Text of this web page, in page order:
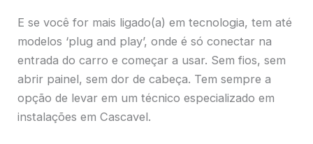
E se você for mais ligado(a) em tecnologia, tem até
modelos ‘plug and play’, onde é só conectar na
entrada do carro e começar a usar. Sem fios, sem
abrir painel, sem dor de cabeça. Tem sempre a
opção de levar em um técnico especializado em
instalações em Cascavel.